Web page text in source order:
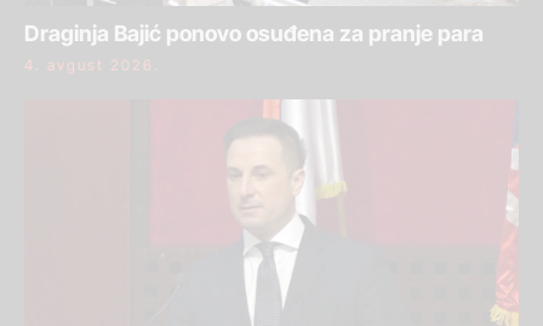
Draginja Bajić ponovo osuđena za pranje para
4. avgust 2026.